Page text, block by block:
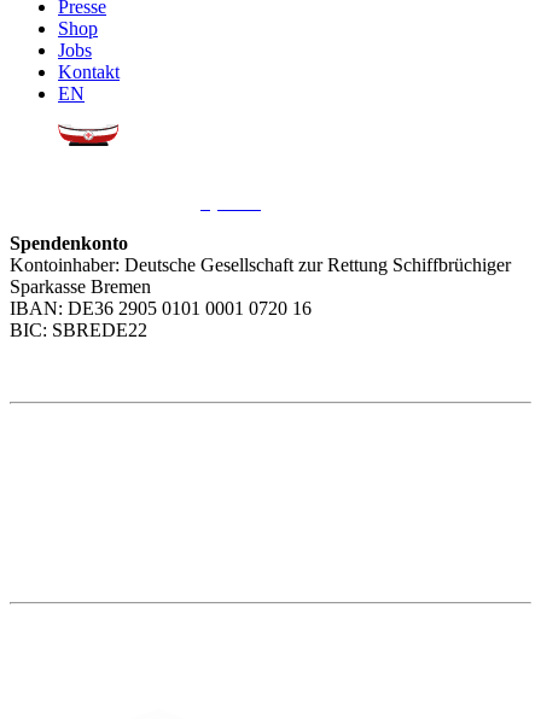
Presse
Shop
Jobs
Kontakt
EN
Spendenkonto
Kontoinhaber: Deutsche Gesellschaft zur Rettung Schiffbrüchiger
Sparkasse Bremen
IBAN: DE36 2905 0101 0001 0720 16
BIC: SBREDE22